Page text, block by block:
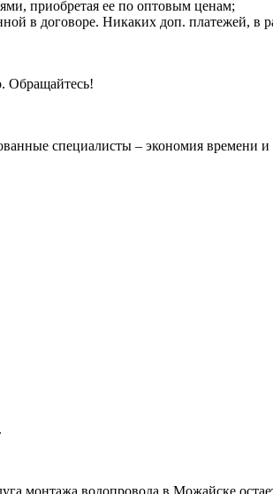
приобретая ее по оптовым ценам;
в договоре. Никаких доп. платежей,
Обращайтесь!
специалисты – экономия времени и